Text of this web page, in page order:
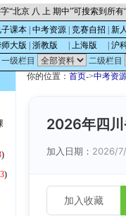
“北京 八 上 期中”可搜索到所
课本 中考资源 竞赛自招
新
大版 浙教版 上海版 沪
一级栏目
二级栏目
)
3)
你的位置： 首页->中考资
2026年四
加入日期： 2026/
加入收藏